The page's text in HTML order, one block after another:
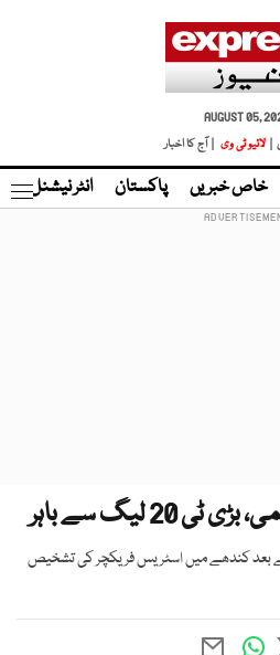
AUGUST 05,
|
لائیو ٹی وی | آج کا اخبار
خاص خبریں پاکستان انٹر نیشنل
20 لیگ سے باہر
بعد کندھے میں اسٹریس فریکچر کی تشخیص